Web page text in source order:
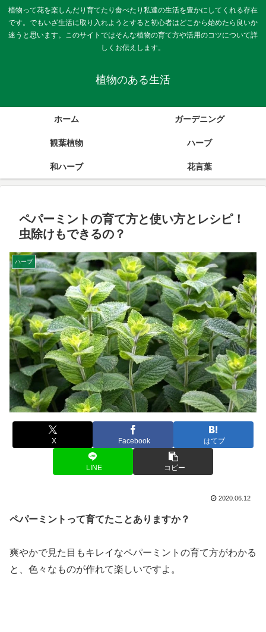
植物って花を楽しんだり育てたり食べたり私達の生活を豊かにしてくれる存在
です。でもいざ生活に取り入れようとすると初心者はどこから始めたら良いか
迷うと思います。このサイトではそんな植物の育て方や活用のコツについて詳
しくお伝えします。
植物のある生活
ホーム ガーデニング
観葉植物 ハーブ
和ハーブ 花言葉
ペパーミントの育て方と使い方とレシピ！
虫除けもできるの？
ハーブ
X Facebook はてブ
LINE コピー
2020.06.12
ペパーミントって育てたことありますか？
爽やかで見た目もキレイなペパーミントの育て方がわかる
と、色々なものが作れて楽しいですよ。